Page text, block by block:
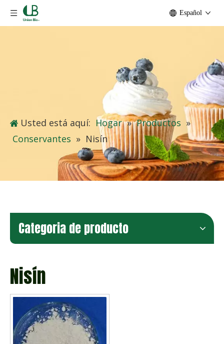
Español
Usted está aquí: Hogar » Productos »
Conservantes » Nisín
Categoria de producto
Nisín